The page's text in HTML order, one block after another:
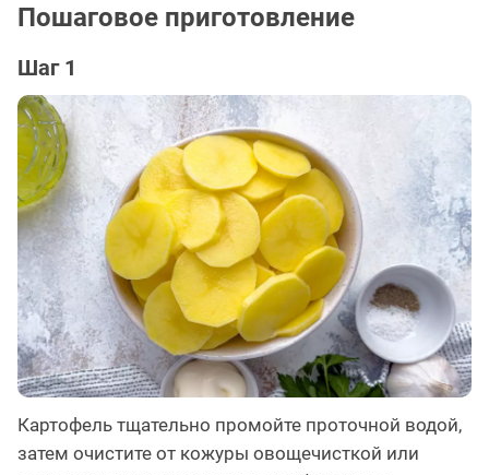
Пошаговое приготовление
Шаг 1
Картофель тщательно промойте проточной водой,
затем очистите от кожуры овощечисткой или